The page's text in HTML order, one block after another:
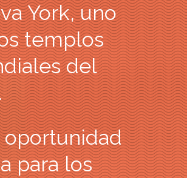
York, uno
templos
del
oportunidad
para los